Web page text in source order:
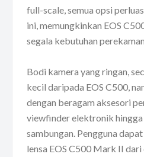
full-scale, semua opsi
ini, memungkinkan EOS
segala kebutuhan perekaman.
Bodi kamera yang ringan,
kecil daripada EOS C500,
dengan beragam aksesori
viewfinder elektronik
sambungan. Pengguna
lensa EOS C500 Mark II dari